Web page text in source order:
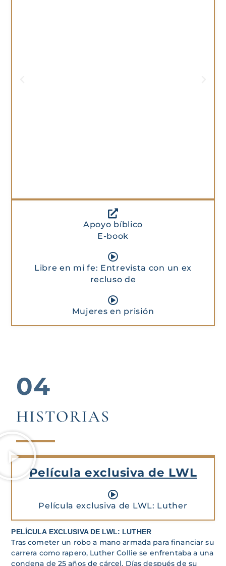
Apoyo bíblico
E-book
Libre en mi fe: Entrevista con un ex
recluso de
Mujeres en prisión
04
HISTORIAS
Película exclusiva de LWL
Película exclusiva de LWL: Luther
PELÍCULA EXCLUSIVA DE LWL: LUTHER
Tras cometer un robo a mano armada para financiar su
carrera como rapero, Luther Collie se enfrentaba a una
condena de 25 años de cárcel. Días después de su